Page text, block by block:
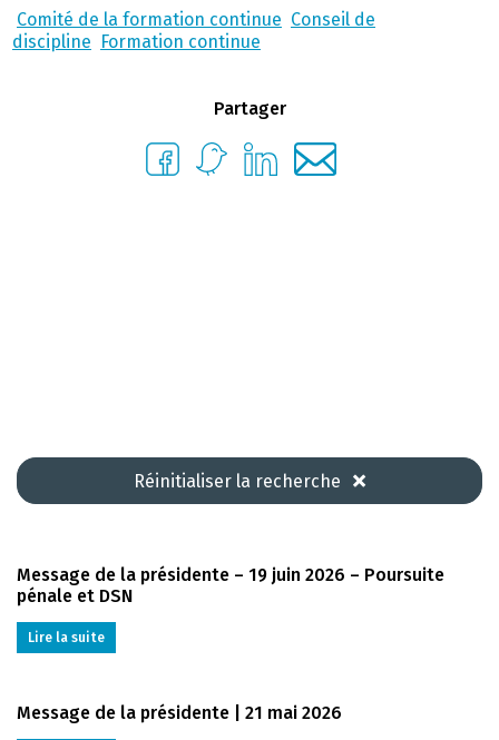
Comité de la formation continue Conseil de
discipline
Formation continue
Partager
Réinitialiser la recherche
Message de la présidente – 19 juin 2026 – Poursuite
pénale et DSN
Lire la suite
Message de la présidente | 21 mai 2026